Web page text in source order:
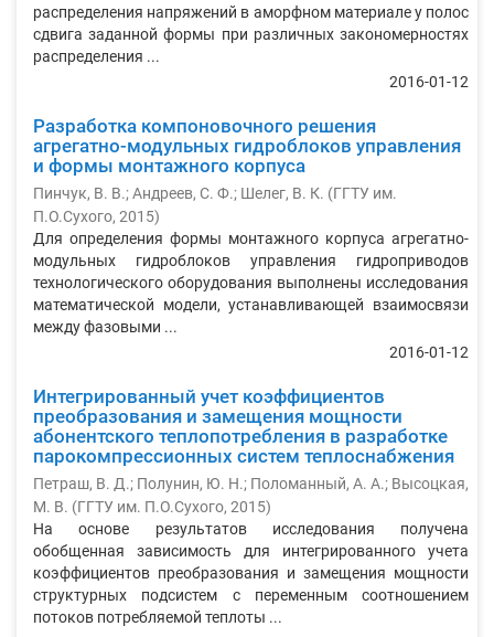
распределения напряжений в аморфном материале у полос
сдвига заданной формы при различных закономерностях
распределения ...
2016-01-12
Разработка компоновочного решения
агрегатно-модульных гидроблоков управления
и формы монтажного корпуса
Пинчук, В. В.;Андреев, С. Ф.; Шелег, В. К. (ГГТУ им.
П.О.Сухого, 2015)
Для определения формы монтажного корпуса агрегатно-
модульных гидроблоков управления гидроприводов
технологического оборудования выполнены исследования
математической модели, устанавливающей взаимосвязи
между фазовыми ...
2016-01-12
Интегрированный учет коэффициентов
преобразования и замещения мощности
абонентского теплопотребления в разработке
парокомпрессионных систем теплоснабжения
Петраш, В. Д.; Полунин, Ю. Н.; Поломанный, А. А.; Высоцкая,
М. В. (ГГТУ им. П.О.Сухого, 2015)
На основе результатов исследования получена
обобщенная зависимость для интегрированного учета
коэффициентов преобразования и замещения мощности
структурных подсистем с переменным соотношением
потоков потребляемой теплоты ...